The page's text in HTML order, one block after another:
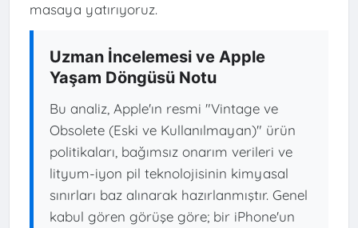
masaya yatırıyoruz.
Uzman İncelemesi ve Apple
Yaşam Döngüsü Notu
Bu analiz, Apple'ın resmi "Vintage ve
Obsolete (Eski ve Kullanılmayan)" ürün
politikaları, bağımsız onarım verileri ve
lityum-iyon pil teknolojisinin kimyasal
sınırları baz alınarak hazırlanmıştır. Genel
kabul gören görüşe göre; bir iPhone'un